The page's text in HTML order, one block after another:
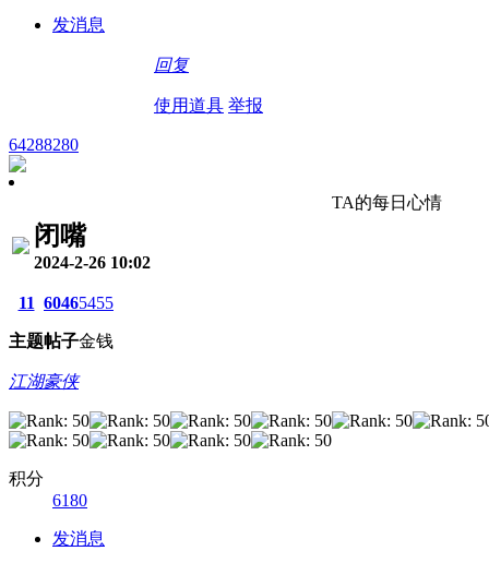
发消息
回复
使用道具 举报
64288280
TA的每日心情
闭嘴
2024-2-26 10:02
11
主题
6046
帖子
5455
金钱
江湖豪侠
积分
6180
发消息